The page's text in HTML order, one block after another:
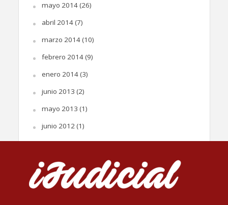
mayo 2014(26)
abril 2014(7)
marzo 2014(10)
febrero 2014(9)
enero 2014(3)
junio 2013 (2)
mayo 2013 (1)
junio 2012(1)